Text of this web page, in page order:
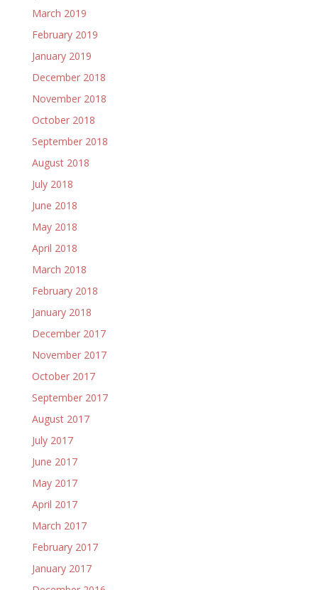
March 2019
February 2019
January 2019
December 2018
November 2018
October 2018
September 2018
August 2018
July 2018
June 2018
May 2018
April 2018
March 2018
February 2018
January 2018
December 2017
November 2017
October 2017
September 2017
August 2017
July 2017
June 2017
May 2017
April 2017
March 2017
February 2017
January 2017